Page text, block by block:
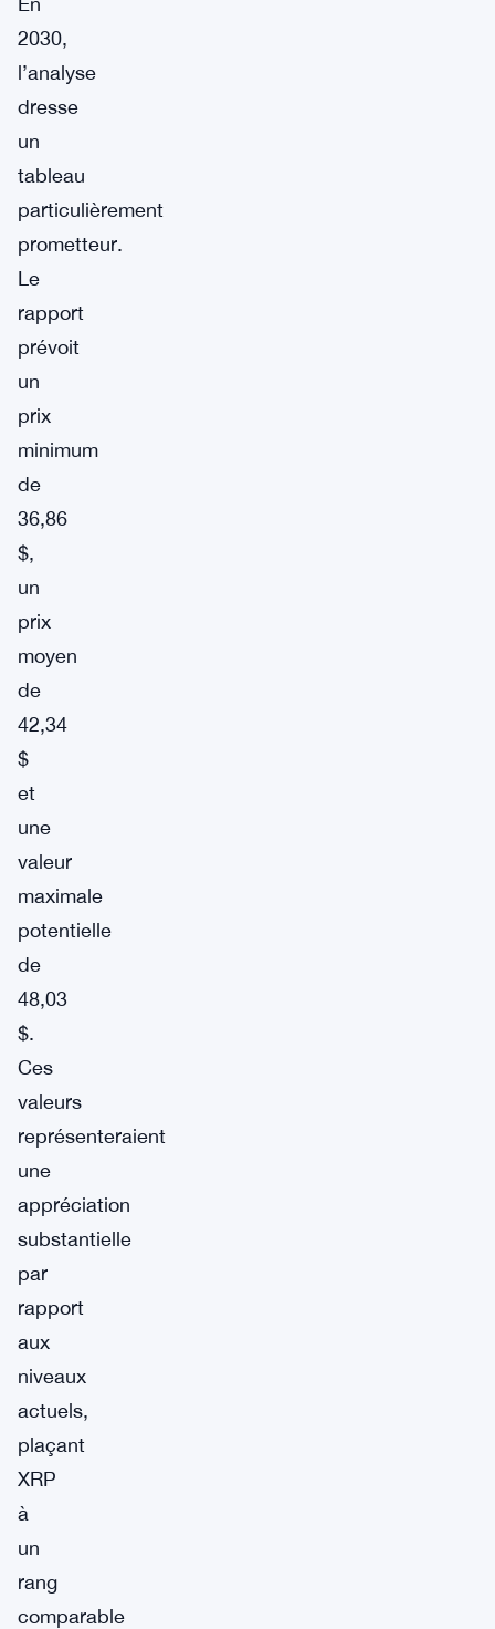
2030,
l’analyse
dresse
un
tableau
particulièrement
prometteur.
Le
rapport
prévoit
un
prix
minimum
de
36,86
$,
un
prix
moyen
de
42,34
$
et
une
valeur
maximale
potentielle
de
48,03
$.
Ces
valeurs
représenteraient
une
appréciation
substantielle
par
rapport
aux
niveaux
actuels,
plaçant
XRP
à
un
rang
comparable